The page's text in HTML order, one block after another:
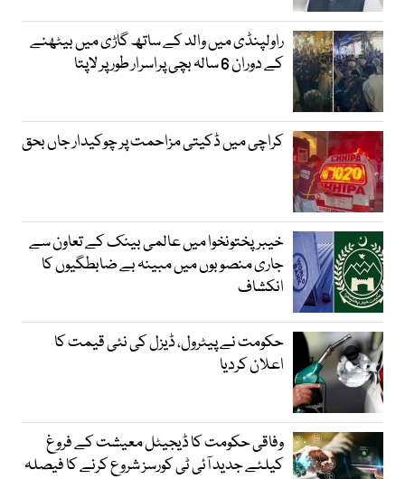
راولپنڈی میں والد کے ساتھ گاڑی میں بیٹھنے
کے دوران 6 سالہ بچی پراسرار طور پر لاپتا
کراچی میں ڈکیتی مزاحمت پر چوکیدار جاں بحق
خیبرپختونخوا میں عالمی بینک کے تعاون سے
جاری منصوبوں میں مبینہ بے ضابطگیوں کا
انکشاف
حکومت نے پیٹرول، ڈیزل کی نئی قیمت کا
اعلان کردیا
وفاقی حکومت کا ڈیجیٹل معیشت کے فروغ
کیلئے جدید آئی ٹی کورسز شروع کرنے کا فیصلہ